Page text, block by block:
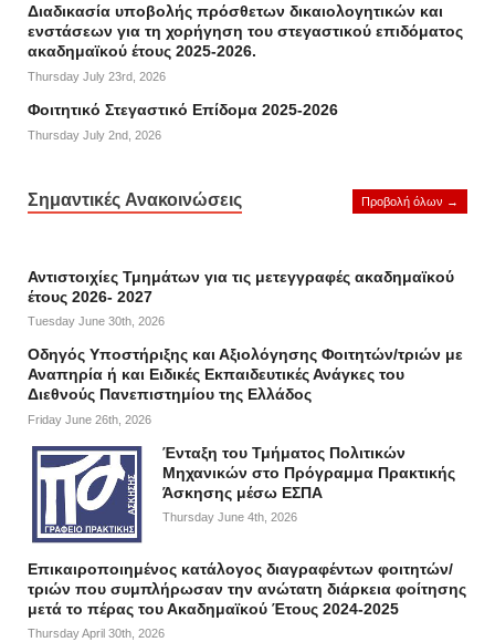
Διαδικασία υποβολής πρόσθετων δικαιολογητικών και
ενστάσεων για τη χορήγηση του στεγαστικού επιδόματος
ακαδημαϊκού έτους 2025-2026.
Thursday July 23rd, 2026
Φοιτητικό Στεγαστικό Επίδομα 2025-2026
Thursday July 2nd, 2026
Σημαντικές Ανακοινώσεις Προβολή όλων →
Αντιστοιχίες Τμημάτων για τις μετεγγραφές ακαδημαϊκού
έτους 2026- 2027
Tuesday June 30th, 2026
Οδηγός Υποστήριξης και Αξιολόγησης Φοιτητών/τριών με
Αναπηρία ή και Ειδικές Εκπαιδευτικές Ανάγκες του
Διεθνούς Πανεπιστημίου της Ελλάδος
Friday June 26th, 2026
Ένταξη του Τμήματος Πολιτικών
Μηχανικών στο Πρόγραμμα Πρακτικής
Άσκησης μέσω ΕΣΠΑ
Thursday June 4th, 2026
Επικαιροποιημένος κατάλογος διαγραφέντων φοιτητών/
τριών που συμπλήρωσαν την ανώτατη διάρκεια φοίτησης
μετά το πέρας του Ακαδημαϊκού Έτους 2024-2025
Thursday April 30th, 2026